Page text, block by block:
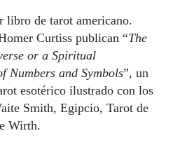
libro de tarot americano.
Curtiss publican “The
or a Spiritual
Numbers and Symbols”, un
esotérico ilustrado con los
Smith, Egipcio, Tarot de
Wirth.